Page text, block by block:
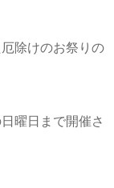
除けのお祭りの
曜日まで開催さ